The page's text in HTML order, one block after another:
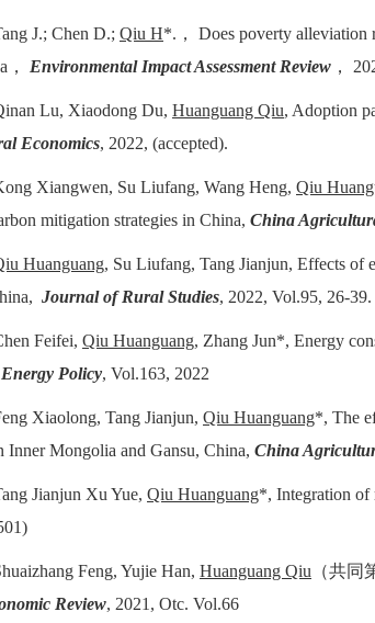
J.; Chen D.; Qiu H*.， Does poverty alleviation
， Environmental Impact Assessment Review ，
Lu, Xiaodong Du, Huanguang Qiu, Adoption
Economics, 2022, (accepted).
Xiangwen, Su Liufang, Wang Heng, Qiu
mitigation strategies in China, China
Huanguang, Su Liufang, Tang Jianjun, Effects of
Journal of Rural Studies, 2022, Vol.95, 26-39.
Feifei, Qiu Huanguang, Zhang Jun*, Energy
Energy Policy, Vol.163, 2022
Xiaolong, Tang Jianjun, Qiu Huanguang*, The
Inner Mongolia and Gansu, China, China
Jianjun Xu Yue, Qiu Huanguang*, Integration of
Feng, Yujie Han, Huanguang Qiu （共同
Review, 2021, Otc. Vol.66